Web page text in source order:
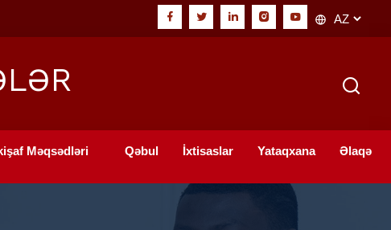
Məqsədləri Qəbul İxtisaslar Yataqxana Əlaqə